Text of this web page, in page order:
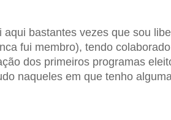
aqui bastantes vezes que sou
fui membro), tendo
dos primeiros programas
naqueles em que tenho